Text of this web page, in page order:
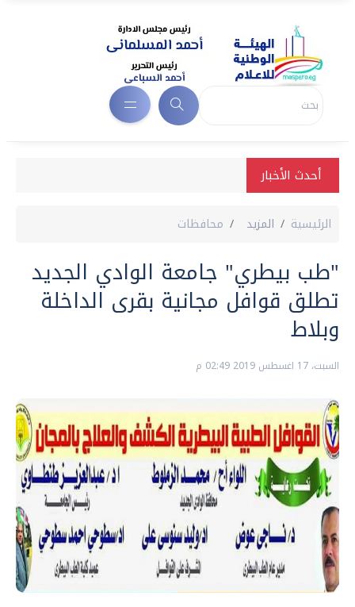
أحدث الأخبار
الرئيسية المزيد محافظات
"طب بيطري" جامعة الوادي الجديد
تطلق قوافل مجانية بقرى الداخلة
وبلاط
السبت، 17 اغسطس 2019 02:49 م